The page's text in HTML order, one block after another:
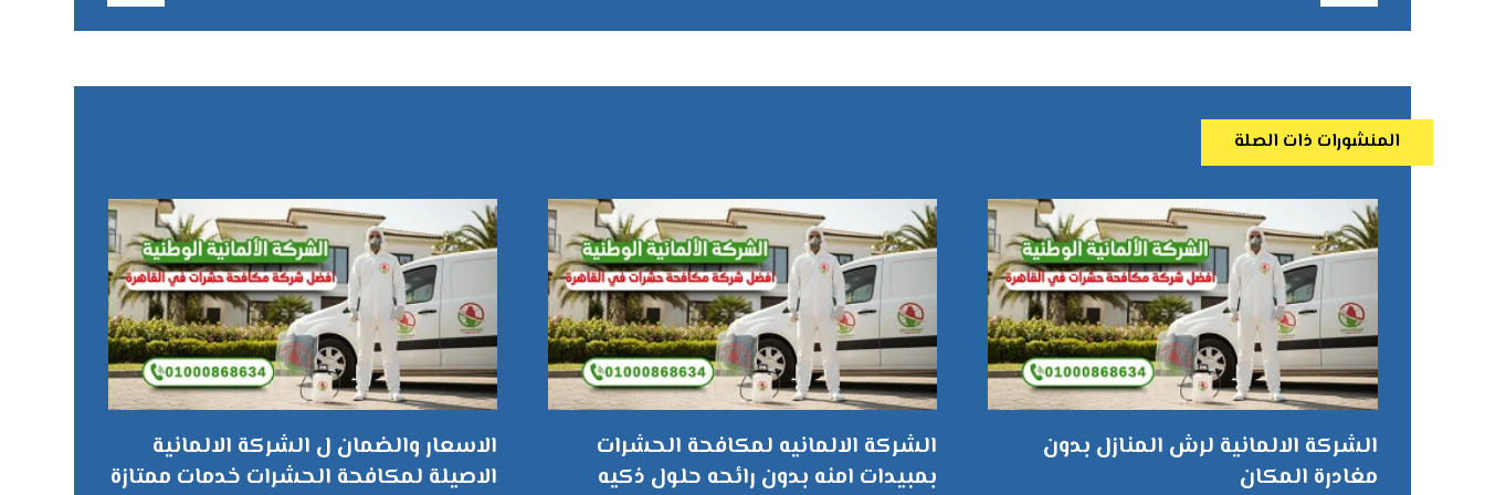
المنشورات ذات الصلة
الشركة الالمانية لرش المنازل بدون
مغادرة المكان
الشركة الالمانيه لمكافحة الحشرات
بمبيدات امنه بدون رائحه حلول ذكيه
الاسعار والضمان ل الشركة الالمانية
الاصيلة لمكافحة الحشرات خدمات ممتازة